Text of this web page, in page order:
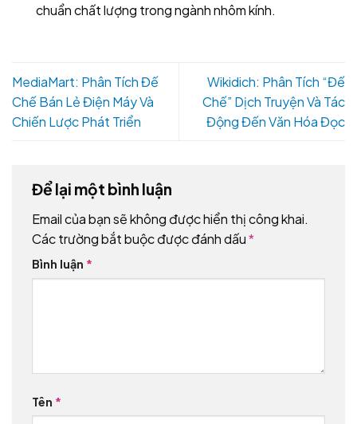
chuẩn chất lượng trong ngành nhôm kính.
MediaMart: Phân Tích Đế
Chế Bán Lẻ Điện Máy Và
Chiến Lược Phát Triển
Wikidich: Phân Tích “Đế
Chế” Dịch Truyện Và Tác
Động Đến Văn Hóa Đọc
Để lại một bình luận
Email của bạn sẽ không được hiển thị công khai.
Các trường bắt buộc được đánh dấu*
Bình luận *
Tên *